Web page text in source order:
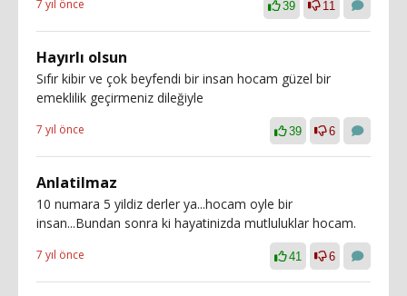
7 yıl önce 39 11
Hayırlı olsun
Sıfır kibir ve çok beyfendi bir insan hocam güzel bir
emeklilik geçirmeniz dileğiyle
7 yıl önce 39 6
Anlatilmaz
10 numara 5 yildiz derler ya...hocam oyle bir
insan...Bundan sonra ki hayatinizda mutluluklar hocam.
7 yıl önce 41 6